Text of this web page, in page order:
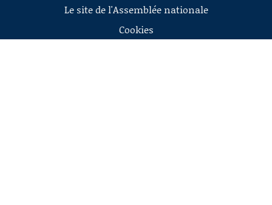
Le site de l'Assemblée nationale
Cookies